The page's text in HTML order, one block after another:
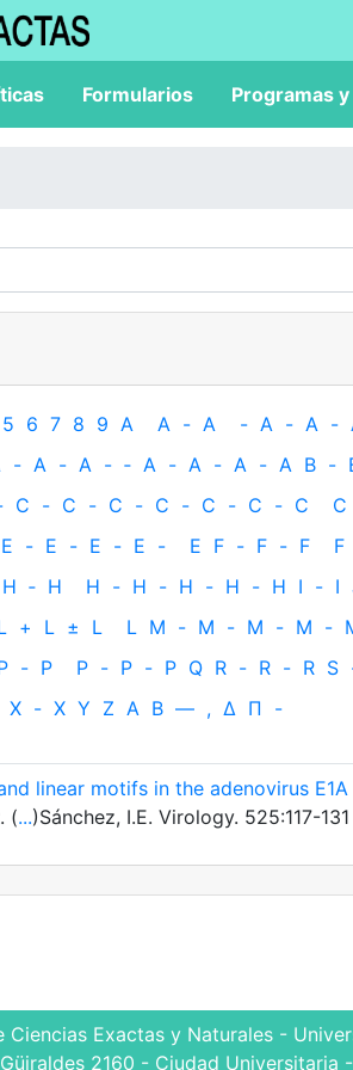
Formularios Programas
5 6 7 8 9 A A - A - A - A -
- A - A - ‐ A - A - A - A B -
C - C - C - C - C - C - C C
E - E - E - E - E F - F - F F
H ‐ H H - H - H - H - H I - I
+ L ± L L M - M - M - M -
- P P - P - P Q R - R - R S
X - X Y Z Α Β — , Δ Π -
linear motifs in the adenovirus
(...)Sánchez, I.E. Virology. 525:117-131
Ciencias Exactas y Naturales -
2160 - Ciudad Universitaria